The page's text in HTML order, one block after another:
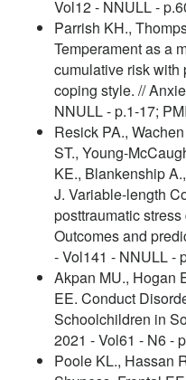
Vol12 - NNULL -
Parrish KH.,
Temperament as a
cumulative risk with
coping style. //
NNULL - p.1-17;
Resick PA.,
ST., Young-
KE., Blankenship
J. Variable-length
posttraumatic
Outcomes and
- Vol141 - NNULL -
Akpan MU., Hogan
EE. Conduct
Schoolchildren in
2021 - Vol61 - N6 -
Poole KL., Hassan